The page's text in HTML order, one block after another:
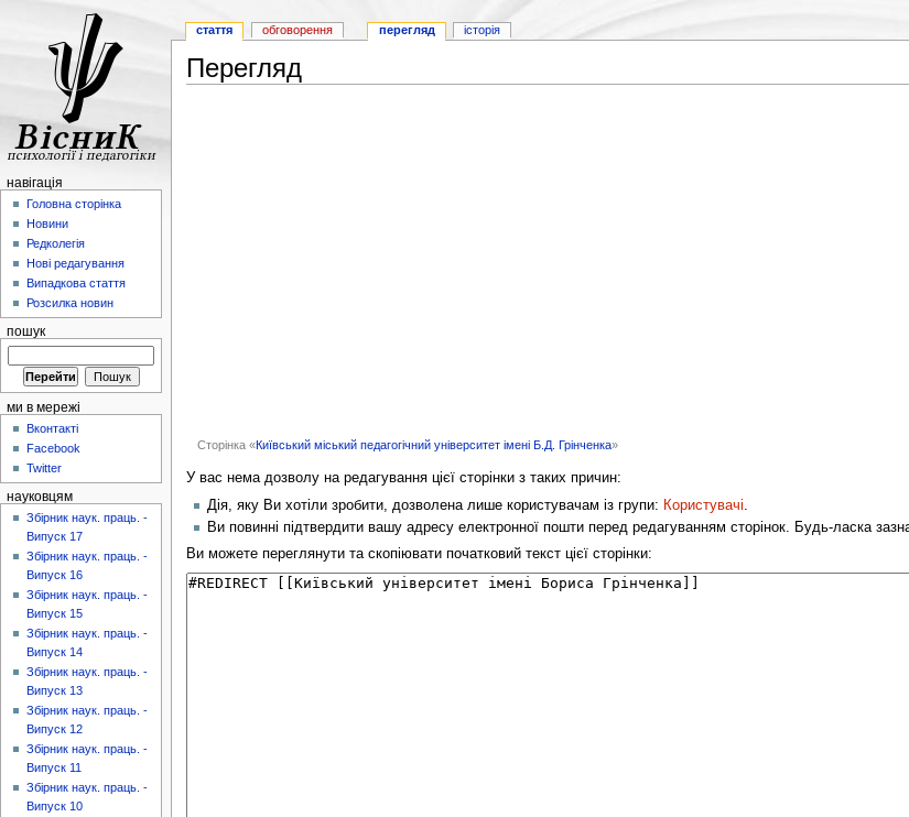
Перегляд
Сторінка «Київський міський педагогічний університет імені Б.Д. Грінченка»
У вас нема дозволу на редагування цієї сторінки з таких причин:
Дія, яку Ви хотіли зробити, дозволена лише користувачам із групи: Користувачі.
Ви повинні підтвердити вашу адресу електронної пошти перед редагуванням сторінок. Будь-ласка
Ви можете переглянути та скопіювати початковий текст цієї сторінки:
стаття обговорення перегляд історія
навігація
Головна сторінка
Новини
Редколегія
Нові редагування
Випадкова стаття
Розсилка новин
пошук
ми в мережі
Вконтакті
Facebook
Twitter
науковцям
Збірник наук. праць. -
Випуск 17
Збірник наук. праць. -
Випуск 16
Збірник наук. праць. -
Випуск 15
Збірник наук. праць. -
Випуск 14
Збірник наук. праць. -
Випуск 13
Збірник наук. праць. -
Випуск 12
Збірник наук. праць. -
Випуск 11
Збірник наук. праць. -
Випуск 10